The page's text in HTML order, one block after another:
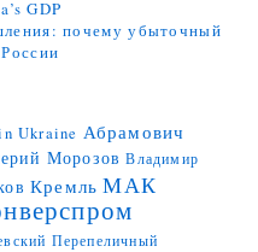
GDP
почему убыточный
Ukraine Абрамович
Морозов Владимир
Кремль МАК
Перепеличный